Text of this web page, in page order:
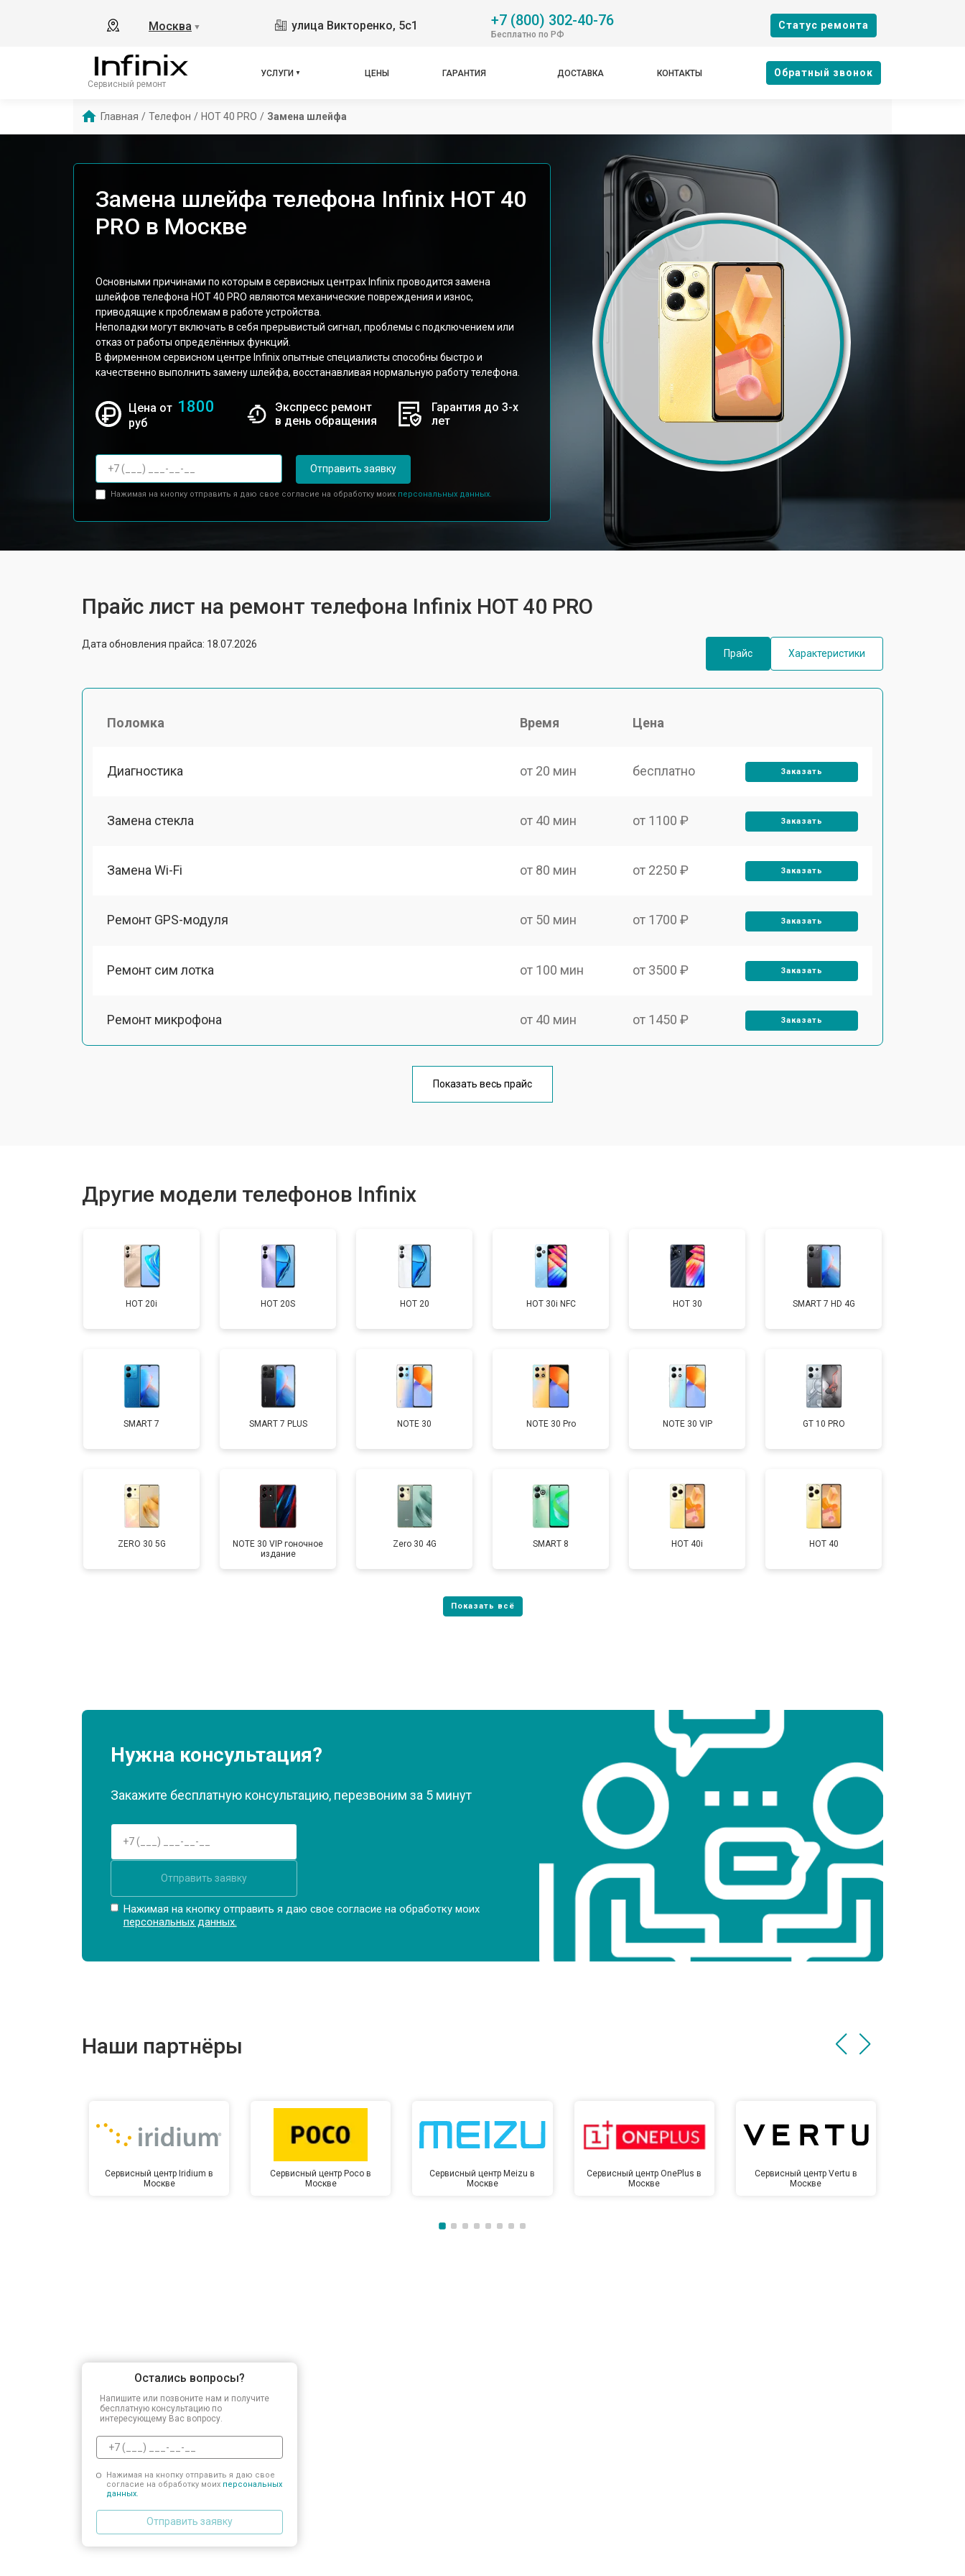
Москва ▼ улица Викторенко, 5с1 +7 (800) 302-40-76
Бесплатно по РФ
Cтатус ремонта
Сервисный ремонт
УСЛУГИ ЦЕНЫ ГАРАНТИЯ ДОСТАВКА КОНТАКТЫ Oбратный звонок
Главная / Телефон / HOT 40 PRO / Замена шлейфа
Замена шлейфа телефона Infinix HOT 40
PRO в Москве
Основными причинами по которым в сервисных центрах Infinix проводится замена
шлейфов телефона HOT 40 PRO являются механические повреждения и износ,
приводящие к проблемам в работе устройства.
Неполадки могут включать в себя прерывистый сигнал, проблемы с подключением или
отказ от работы определённых функций.
В фирменном сервисном центре Infinix опытные специалисты способны быстро и
качественно выполнить замену шлейфа, восстанавливая нормальную работу телефона.
Цена от 1800
руб
Экспресс ремонт
в день обращения
Гарантия до 3-х
лет
Отправить заявку
Нажимая на кнопку отправить я даю свое согласие на обработку моих персональных данных.
Прайс лист на ремонт телефона Infinix HOT 40 PRO
Дата обновления прайса: 18.07.2026
Прайс
Характеристики
Поломка Время Цена
Диагностика от 20 мин бесплатно Заказать
Замена стекла от 40 мин от 1100 ₽ Заказать
Замена Wi-Fi от 80 мин от 2250 ₽ Заказать
Ремонт GPS-модуля от 50 мин от 1700 ₽ Заказать
Ремонт сим лотка от 100 мин от 3500 ₽ Заказать
Ремонт микрофона от 40 мин от 1450 ₽ Заказать
от 50 мин
Замена дисплея (экрана) от 60 мин от 2700 ₽
Замена кнопки включения от 50 мин от 1750 ₽ Заказать
Ремонт цепи питания от 90 мин от 3200 ₽ Заказать
Показать весь прайс
Другие модели телефонов Infinix
HOT 20i HOT 20S HOT 20 HOT 30i NFC HOT 30 SMART 7 HD 4G
SMART 7 SMART 7 PLUS NOTE 30 NOTE 30 Pro NOTE 30 VIP GT 10 PRO
ZERO 30 5G
NOTE 30 VIP гоночное
издание
Zero 30 4G SMART 8 HOT 40i HOT 40
Нужна консультация?
Закажите бесплатную консультацию, перезвоним за 5 минут
Отправить заявку
Нажимая на кнопку отправить я даю свое согласие на обработку моих
персональных данных.
Наши партнёры
Сервисный центр Iridium в
Москве
Сервисный центр Poco в
Москве
Сервисный центр Meizu в
Москве
Сервисный центр OnePlus в
Москве
Сервисный центр Vertu в
Москве
Остались вопросы?
Напишите или позвоните нам и получите
бесплатную консультацию по
интересующему Вас вопросу.
Нажимая на кнопку отправить я даю свое
согласие на обработку моих персональных
данных.
Отправить заявку